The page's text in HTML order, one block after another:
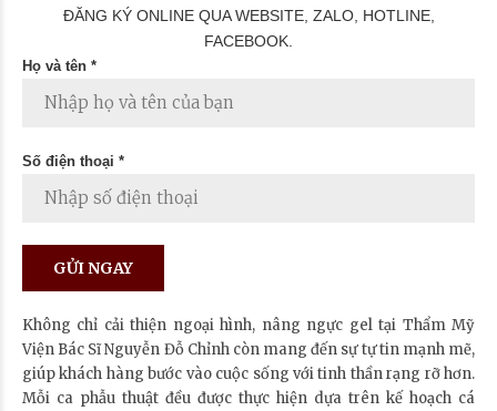
ĐĂNG KÝ ONLINE QUA WEBSITE, ZALO, HOTLINE,
FACEBOOK.
Họ và tên *
Số điện thoại *
Không chỉ cải thiện ngoại hình, nâng ngực gel tại Thẩm Mỹ
Viện Bác Sĩ Nguyễn Đỗ Chỉnh còn mang đến sự tự tin mạnh mẽ,
giúp khách hàng bước vào cuộc sống với tinh thần rạng rỡ hơn.
Mỗi ca phẫu thuật đều được thực hiện dựa trên kế hoạch cá